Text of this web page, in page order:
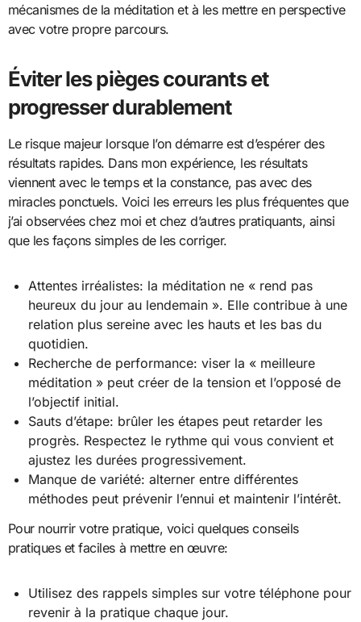
mécanismes de la méditation et à les mettre en perspective
avec votre propre parcours.
Éviter les pièges courants et
progresser durablement
Le risque majeur lorsque l’on démarre est d’espérer des
résultats rapides. Dans mon expérience, les résultats
viennent avec le temps et la constance, pas avec des
miracles ponctuels. Voici les erreurs les plus fréquentes que
j’ai observées chez moi et chez d’autres pratiquants, ainsi
que les façons simples de les corriger.
Attentes irréalistes: la méditation ne « rend pas
heureux du jour au lendemain ». Elle contribue à une
relation plus sereine avec les hauts et les bas du
quotidien.
Recherche de performance: viser la « meilleure
méditation » peut créer de la tension et l’opposé de
l’objectif initial.
Sauts d’étape: brûler les étapes peut retarder les
progrès. Respectez le rythme qui vous convient et
ajustez les durées progressivement.
Manque de variété: alterner entre différentes
méthodes peut prévenir l’ennui et maintenir l’intérêt.
Pour nourrir votre pratique, voici quelques conseils
pratiques et faciles à mettre en œuvre:
Utilisez des rappels simples sur votre téléphone pour
revenir à la pratique chaque jour.